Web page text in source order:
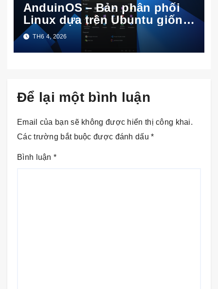
AnduinOS – Bản phân phối
Linux dựa trên Ubuntu giống
Windows 11
TH6 4, 2026
Để lại một bình luận
Email của bạn sẽ không được hiển thị công khai.
Các trường bắt buộc được đánh dấu*
Bình luận *